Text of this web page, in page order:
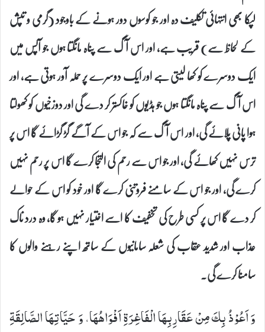
لپکا بھی انتہائی تکلیف دہ اور جو کوسوں دور ہونے کے باوجود (گرمی و تپش
کے لحاظ سے) قریب ہے، اور اس آگ سے پناہ مانگتا ہوں جو آپس میں
ایک دوسرے کو کھا لیتی ہے اور ایک دوسرے پر حملہ آور ہوتی ہے، اور
اس آگ سے پناہ مانگتا ہوں جو ہڈیوں کو خاکستر کر دے گی اور دوزخیوں کو کھولتا
ہوا پانی پلائے گی، اور اس آگ سے کہ جو اس کے آگے گڑ گڑائے گا اس پر
ترس نہیں کھائے گی، اور جو اس سے رحم کی التجا کرے گا اس پر رحم نہیں
کرے گی، اور جو اس کے سامنے فروتنی کرے گا اور خود کو اس کے حوالے
کر دے گا اس پر کسی طرح کی تخفیف کا اسے اختیار نہیں ہو گا، وہ درد ناک
عذاب اور شدید عقاب کی شعلہ سامانیوں کے ساتھ اپنے رہنے والوں کا
سامنا کرے گی۔
وَ اَعُوْذُ بِكَ مِنْ عَقَارِبِهَا الْفَاغِرَةِ اَفْوَاهُهَا، وَ حَیَّاتِهَا الصَّالِقَةِ